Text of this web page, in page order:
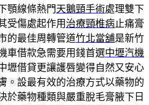
顎線條熱門天鵝頸手術處理雙下
受傷處起作用 治療頸椎病止痛膏
的最佳周轉管道竹北當舖是新竹
車借款急需要用錢首選中壢汽機
壢借貸更讓護唇變得自然又安心
。設最有效的治療方式以藥物的
於藥物種類與嚴重脫毛膏腋下日